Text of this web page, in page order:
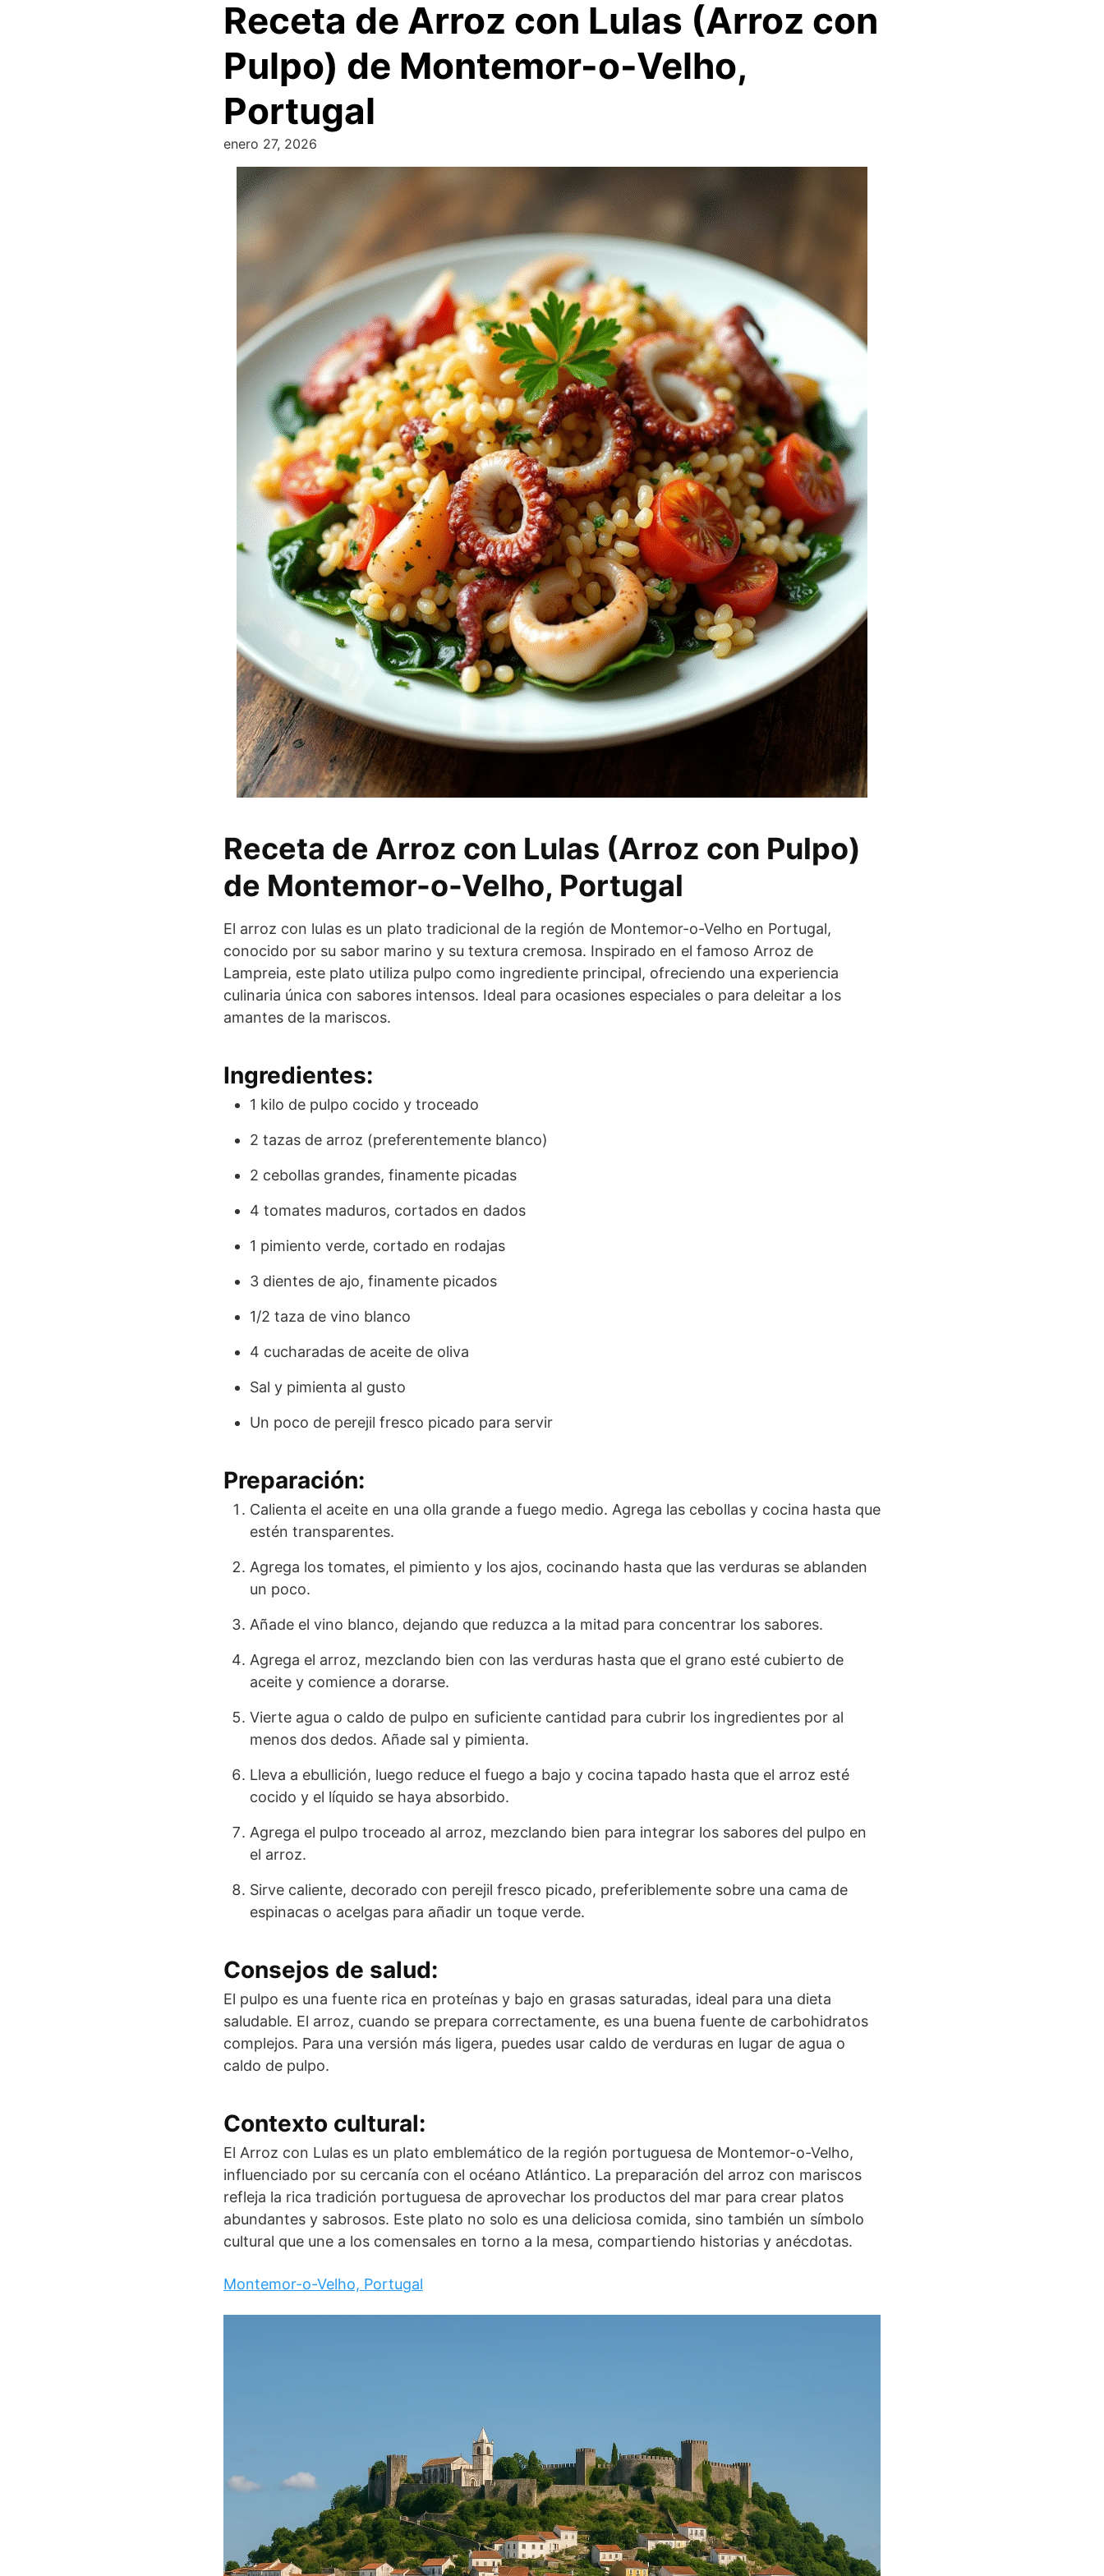
Receta de Arroz con Lulas (Arroz con
Pulpo) de Montemor-o-Velho,
Portugal
enero 27, 2026
Receta de Arroz con Lulas (Arroz con Pulpo)
de Montemor-o-Velho, Portugal
El arroz con lulas es un plato tradicional de la región de Montemor-o-Velho en Portugal,
conocido por su sabor marino y su textura cremosa. Inspirado en el famoso Arroz de
Lampreia, este plato utiliza pulpo como ingrediente principal, ofreciendo una experiencia
culinaria única con sabores intensos. Ideal para ocasiones especiales o para deleitar a los
amantes de la mariscos.
Ingredientes:
1 kilo de pulpo cocido y troceado
2 tazas de arroz (preferentemente blanco)
2 cebollas grandes, finamente picadas
4 tomates maduros, cortados en dados
1 pimiento verde, cortado en rodajas
3 dientes de ajo, finamente picados
1/2 taza de vino blanco
4 cucharadas de aceite de oliva
Sal y pimienta al gusto
Un poco de perejil fresco picado para servir
Preparación:
Calienta el aceite en una olla grande a fuego medio. Agrega las cebollas y cocina hasta que
estén transparentes.
Agrega los tomates, el pimiento y los ajos, cocinando hasta que las verduras se ablanden
un poco.
Añade el vino blanco, dejando que reduzca a la mitad para concentrar los sabores.
Agrega el arroz, mezclando bien con las verduras hasta que el grano esté cubierto de
aceite y comience a dorarse.
Vierte agua o caldo de pulpo en suficiente cantidad para cubrir los ingredientes por al
menos dos dedos. Añade sal y pimienta.
Lleva a ebullición, luego reduce el fuego a bajo y cocina tapado hasta que el arroz esté
cocido y el líquido se haya absorbido.
Agrega el pulpo troceado al arroz, mezclando bien para integrar los sabores del pulpo en
el arroz.
Sirve caliente, decorado con perejil fresco picado, preferiblemente sobre una cama de
espinacas o acelgas para añadir un toque verde.
Consejos de salud:
El pulpo es una fuente rica en proteínas y bajo en grasas saturadas, ideal para una dieta
saludable. El arroz, cuando se prepara correctamente, es una buena fuente de carbohidratos
complejos. Para una versión más ligera, puedes usar caldo de verduras en lugar de agua o
caldo de pulpo.
Contexto cultural:
El Arroz con Lulas es un plato emblemático de la región portuguesa de Montemor-o-Velho,
influenciado por su cercanía con el océano Atlántico. La preparación del arroz con mariscos
refleja la rica tradición portuguesa de aprovechar los productos del mar para crear platos
abundantes y sabrosos. Este plato no solo es una deliciosa comida, sino también un símbolo
cultural que une a los comensales en torno a la mesa, compartiendo historias y anécdotas.
Montemor-o-Velho, Portugal